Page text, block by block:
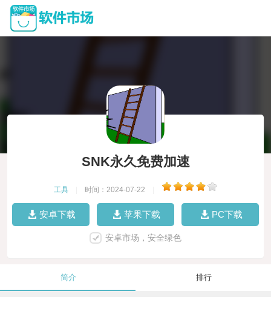
SNK永久免费加速
工具 时间：2024-07-22
安卓下载 苹果下载 PC下载
安卓市场，安全绿色
简介 排行